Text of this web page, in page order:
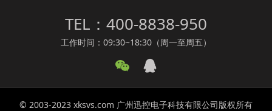
TEL：400-8838-950
工作时间：09:30~18:30（周一至周五）
© 2003-2023 xksvs.com 广州迅控电子科技有限公司版权所有